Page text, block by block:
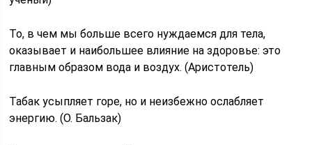
То, в чем мы больше всего нуждаемся для тела,
оказывает и наибольшее влияние на здоровье: это
главным образом вода и воздух. (Аристотель)
Табак усыпляет горе, но и неизбежно ослабляет
энергию. (О. Бальзак)